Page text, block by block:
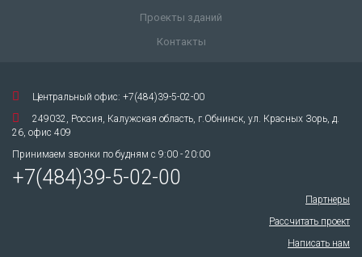
Проекты зданий
Контакты
Центральный офис: +7(484)39-5-02-00
249032, Россия, Калужская область, г.Обнинск, ул. Красных Зорь, д.
26, офис 409
Принимаем звонки по будням с 9:00 - 20:00
+7(484)39-5-02-00
Партнеры
Рассчитать проект
Написать нам